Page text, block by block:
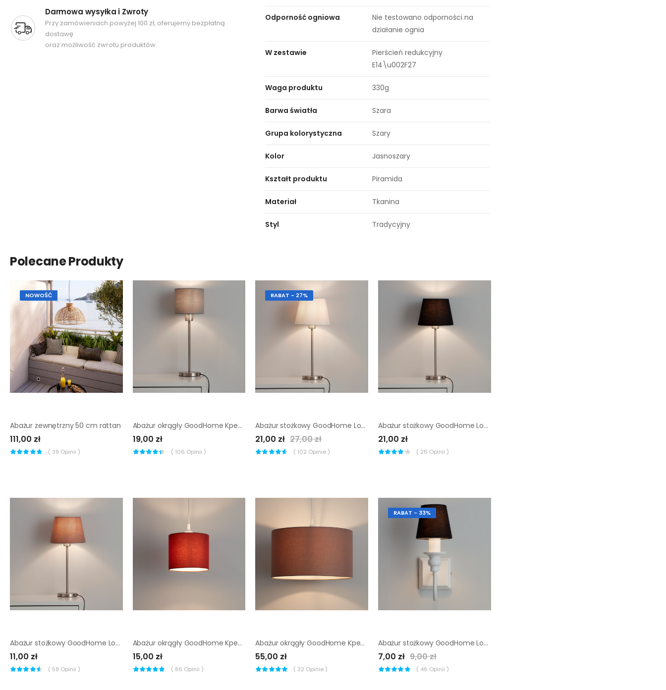
Darmowa wysyłka i Zwroty
Przy zamówieniach powyżej 100 zł, oferujemy bezpłatną
dostawę
oraz możliwość zwrotu produktów.
Odporność ogniowa
Nie testowano odporności na
działanie ognia
W zestawie
Pierścień redukcyjny
E14\u002F27
Waga produktu 330g
Barwa światła Szara
Grupa kolorystyczna Szary
Kolor Jasnoszary
Kształt produktu Piramida
Materiał Tkanina
Styl Tradycyjny
Polecane Produkty
NOWOŚĆ
Abażur zewnętrzny 50 cm rattan
111,00 zł
( 39 Opinii )
Abażur okrągły GoodHome Kpezin XS szary
19,00 zł
( 106 Opinii )
RABAT - 27%
Abażur stożkowy GoodHome Lokombi S kremowy
21,00 zł 27,00 zł
( 102 Opinie )
Abażur stożkowy GoodHome Lokombi S czarny
21,00 zł
( 26 Opinii )
Abażur stożkowy GoodHome Lokombi S taupe
11,00 zł
( 59 Opinii )
Abażur okrągły GoodHome Kpezin S czerwony
15,00 zł
( 86 Opinii )
Abażur okrągły GoodHome Kpezin L taupe
55,00 zł
( 32 Opinie )
RABAT - 33%
Abażur stożkowy GoodHome Lokombi XS czarny
7,00 zł 9,00 zł
( 46 Opinii )